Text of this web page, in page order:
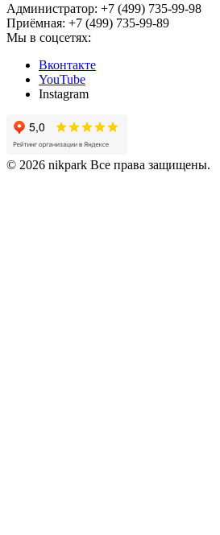
Администратор: +7 (499) 735-99-98
Приёмная: +7 (499) 735-99-89
Мы в соцсетях:
Вконтакте
YouTube
Instagram
© 2026 nikpark Все права защищены.